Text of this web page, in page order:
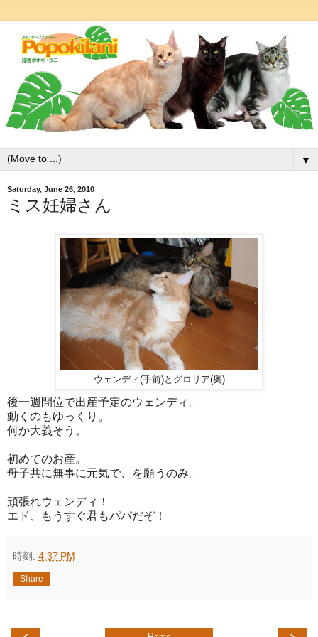
▼
Saturday, June 26, 2010
ミス妊婦さん
ウェンディ(手前)とグロリア(奥)
後一週間位で出産予定のウェンディ。
動くのもゆっくり。
何か大義そう。
初めてのお産。
母子共に無事に元気で、を願うのみ。
頑張れウェンディ！
エド、もうすぐ君もパパだぞ！
時刻: 4:37 PM
Share